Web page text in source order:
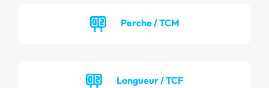
Perche / TCM
Longueur / TCF